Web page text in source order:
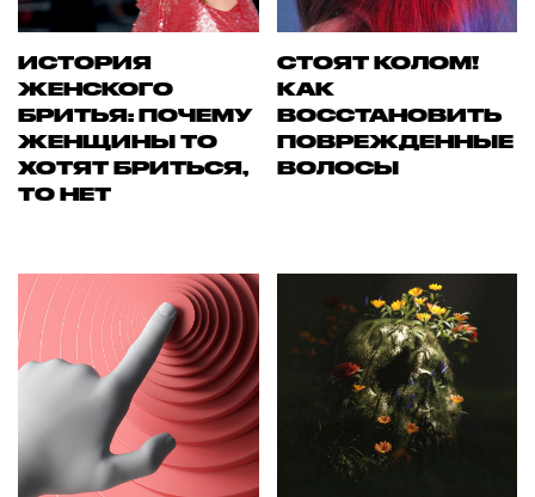
ИСТОРИЯ
ЖЕНСКОГО
БРИТЬЯ: ПОЧЕМУ
ЖЕНЩИНЫ ТО
ХОТЯТ БРИТЬСЯ,
ТО НЕТ
СТОЯТ КОЛОМ!
КАК
ВОССТАНОВИТЬ
ПОВРЕЖДЕННЫЕ
ВОЛОСЫ